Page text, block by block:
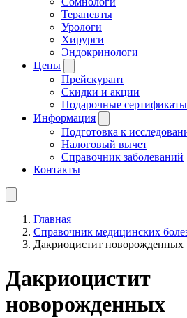
Терапевты
Урологи
Хирурги
Эндокринологи
Цены
Прейскурант
Скидки и акции
Подарочные сертификаты
Информация
Подготовка к
Налоговый вычет
Справочник заболеваний
Контакты
Главная
Справочник медицинских
Дакриоцистит новорожденных
Дакриоцистит
новорожденных